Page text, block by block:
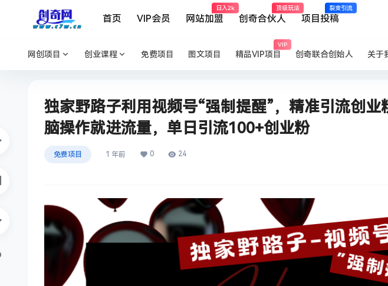
首页 VIP会员 网站加盟
日入2k
创奇合伙人
顶级玩法
项目投稿
裂变引流
网创项目 创业课程 免费项目 图文项目 精品VIP项目
VIP
创奇联合创始人 关于
独家野路子利用视频号“强制提醒”，精准引流创
脑操作就进流量，单日引流100+创业粉
免费项目 1 年前 0 24